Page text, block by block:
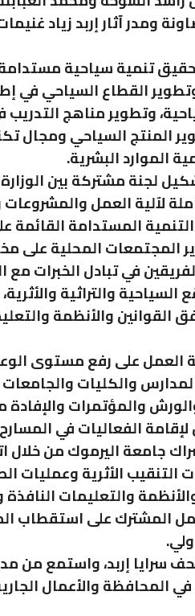
ومدر آثار إربد زياد
تنمية سياحية مستدامة
القطاع السياحي في
وتطوير مناهج التدريب
المنتج السياحي ومجال
الموارد البشرية.
لجنة مشتركة بين
لآلية العمل والمشروعات
المستدامة القائمة
المجتمعات المحلية على
في تبادل الخبرات مع
والتراثية
القوانين والأنظمة
العمل على رفع مستوى
والكليات
والمؤتمرات والإفادة
لإقامة الفعاليات في
جامعة اليرموك من خلال
التنقيب الأثرية وعمليات
والتعليمات
المشترك على استقطاب
سرايا إربد، واستمع من
في المحافظة والأعمال